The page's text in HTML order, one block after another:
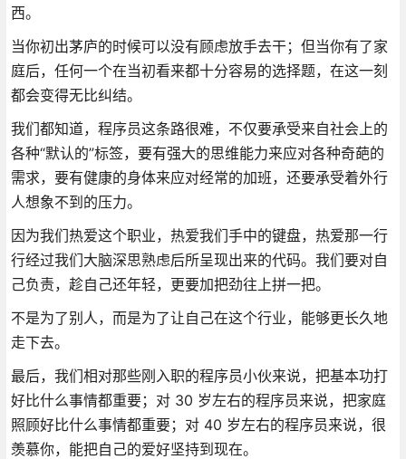
西。
当你初出茅庐的时候可以没有顾虑放手去干；但当你有了家
庭后，任何一个在当初看来都十分容易的选择题，在这一刻
都会变得无比纠结。
我们都知道，程序员这条路很难，不仅要承受来自社会上的
各种“默认的”标签，要有强大的思维能力来应对各种奇葩的
需求，要有健康的身体来应对经常的加班，还要承受着外行
人想象不到的压力。
因为我们热爱这个职业，热爱我们手中的键盘，热爱那一行
行经过我们大脑深思熟虑后所呈现出来的代码。我们要对自
己负责，趁自己还年轻，更要加把劲往上拼一把。
不是为了别人，而是为了让自己在这个行业，能够更长久地
走下去。
最后，我们相对那些刚入职的程序员小伙来说，把基本功打
好比什么事情都重要；对 30 岁左右的程序员来说，把家庭
照顾好比什么事情都重要；对 40 岁左右的程序员来说，很
羡慕你，能把自己的爱好坚持到现在。